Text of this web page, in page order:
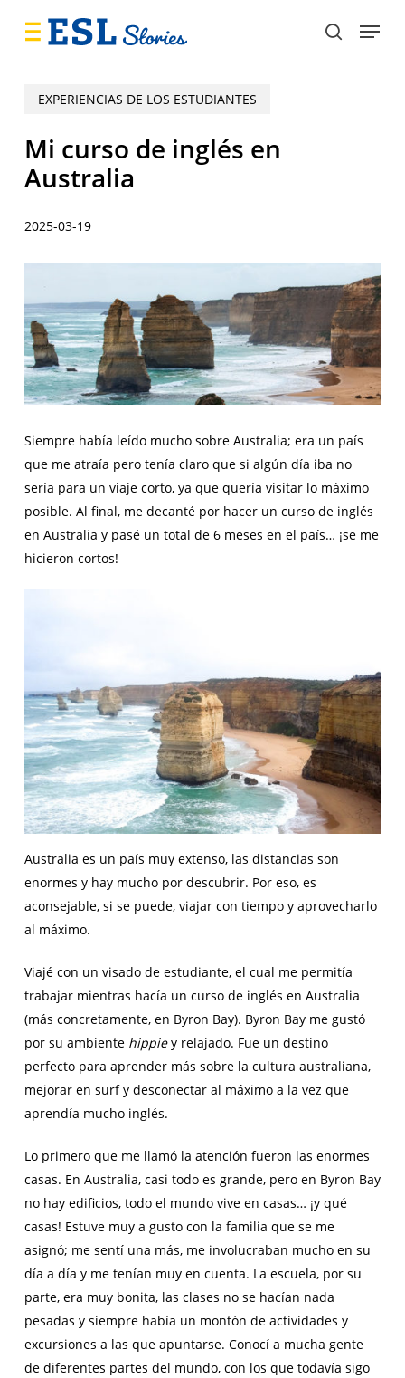
search
Menu
EXPERIENCIAS DE LOS ESTUDIANTES
Mi curso de inglés en
Australia
2025-03-19
Siempre había leído mucho sobre Australia; era un país
que me atraía pero tenía claro que si algún día iba no
sería para un viaje corto, ya que quería visitar lo máximo
posible. Al final, me decanté por hacer un curso de inglés
en Australia y pasé un total de 6 meses en el país… ¡se me
hicieron cortos!
Australia es un país muy extenso, las distancias son
enormes y hay mucho por descubrir. Por eso, es
aconsejable, si se puede, viajar con tiempo y aprovecharlo
al máximo.
Viajé con un visado de estudiante, el cual me permitía
trabajar mientras hacía un curso de inglés en Australia
(más concretamente, en Byron Bay). Byron Bay me gustó
por su ambiente hippiey relajado. Fue un destino
perfecto para aprender más sobre la cultura australiana,
mejorar en surf y desconectar al máximo a la vez que
aprendía mucho inglés.
Lo primero que me llamó la atención fueron las enormes
casas. En Australia, casi todo es grande, pero en Byron Bay
no hay edificios, todo el mundo vive en casas… ¡y qué
casas! Estuve muy a gusto con la familia que se me
asignó; me sentí una más, me involucraban mucho en su
día a día y me tenían muy en cuenta. La escuela, por su
parte, era muy bonita, las clases no se hacían nada
pesadas y siempre había un montón de actividades y
excursiones a las que apuntarse. Conocí a mucha gente
de diferentes partes del mundo, con los que todavía sigo